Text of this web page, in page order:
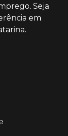
Seja
em